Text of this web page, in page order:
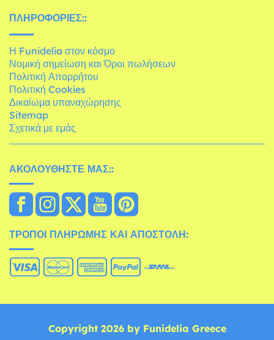
ΠΛΗΡΟΦΟΡΊΕΣ::
Η Funidelia στον κόσμο
Νομική σημείωση και Όροι πωλήσεων
Πολιτική Απορρήτου
Πολιτική Cookies
Δικαίωμα υπαναχώρησης
Sitemap
Σχετικά με εμάς
ΑΚΟΛΟΥΘΉΣΤΕ ΜΑΣ::
ΤΡΌΠΟΙ ΠΛΗΡΩΜΉΣ ΚΑΙ ΑΠΟΣΤΟΛΉ:
Copyright 2026 by Funidelia Greece